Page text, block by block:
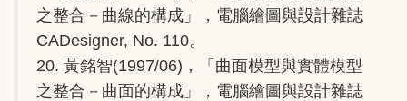
之整合－曲線的構成」，電腦繪圖與設計雜誌
CADesigner, No. 110。
20. 黃銘智(1997/06)，「曲面模型與實體模型
之整合－曲面的構成」，電腦繪圖與設計雜誌